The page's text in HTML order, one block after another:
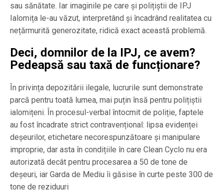
sau sănătate. Iar imaginile pe care și polițiștii de IPJ
Ialomița le-au văzut, interpretând și încadrând realitatea cu
nețărmurită generozitate, ridică exact această problemă.
Deci, domnilor de la IPJ, ce avem?
Pedeapsă sau taxă de funcționare?
În privința depozitării ilegale, lucrurile sunt demonstrate
parcă pentru toată lumea, mai puțin însă pentru polițiștii
ialomițeni. În procesul-verbal întocmit de poliție, faptele
au fost încadrate strict contravențional: lipsa evidenței
deșeurilor, etichetare necorespunzătoare și manipulare
improprie, dar asta în condițiile în care Clean Cyclo nu era
autorizată decât pentru procesarea a 50 de tone de
deșeuri, iar Garda de Mediu îi găsise în curte peste 300 de
tone de reziduuri